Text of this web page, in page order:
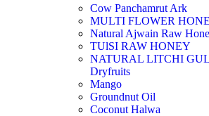
Cow Panchamrut Ark
MULTI FLOWER
Natural Ajwain Raw
TUlSI RAW HONEY
NATURAL LITCHI
Dryfruits
Mango
Groundnut Oil
Coconut Halwa